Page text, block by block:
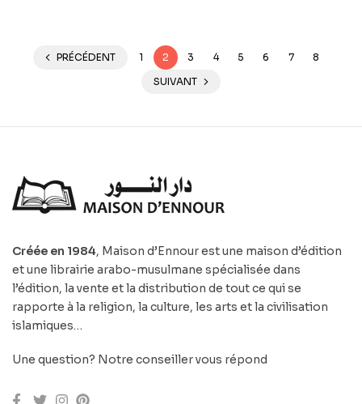
PRÉCÉDENT 1 2 3 4 5 6 7
8
SUIVANT
Créée en 1984, Maison d’Ennour est une maison d’édition
et une librairie arabo-musulmane spécialisée dans
l’édition, la vente et la distribution de tout ce qui se
rapporte à la religion, la culture, les arts et la civilisation
islamiques…
Une question? Notre conseiller vous répond